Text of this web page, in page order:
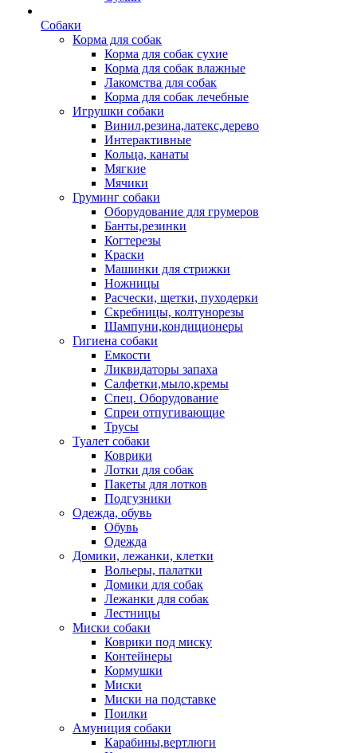
Собаки
Корма для собак
Корма для собак сухие
Корма для собак влажные
Лакомства для собак
Корма для собак лечебные
Игрушки собаки
Винил,резина,латекс,дерево
Интерактивные
Кольца, канаты
Мягкие
Мячики
Груминг собаки
Оборудование для грумеров
Банты,резинки
Когтерезы
Краски
Машинки для стрижки
Ножницы
Расчески, щетки, пуходерки
Скребницы, колтунорезы
Шампуни,кондиционеры
Гигиена собаки
Емкости
Ликвидаторы запаха
Салфетки,мыло,кремы
Спец. Оборудование
Спреи отпугивающие
Трусы
Туалет собаки
Коврики
Лотки для собак
Пакеты для лотков
Подгузники
Одежда, обувь
Обувь
Одежда
Домики, лежанки, клетки
Вольеры, палатки
Домики для собак
Лежанки для собак
Лестницы
Миски собаки
Коврики под миску
Контейнеры
Кормушки
Миски
Миски на подставке
Поилки
Амуниция собаки
Карабины,вертлюги